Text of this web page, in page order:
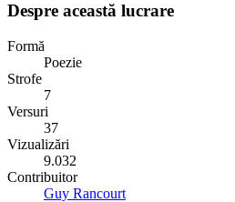
Despre această lucrare
Formă
Poezie
Strofe
7
Versuri
37
Vizualizări
9.032
Contribuitor
Guy Rancourt